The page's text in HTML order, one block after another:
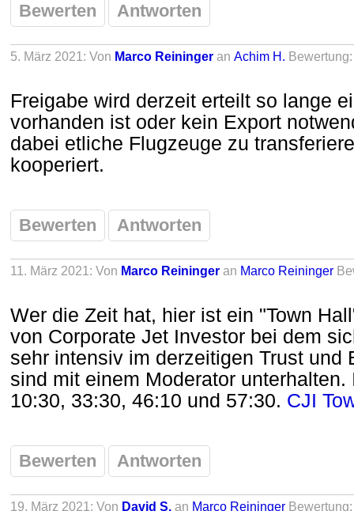
Bewerten Antworten
5. März 2021: Von Marco Reininger an Achim H.
Freigabe wird derzeit erteilt so lange
vorhanden ist oder kein Export
dabei etliche Flugzeuge zu
kooperiert.
Bewerten Antworten
11. März 2021: Von Marco Reininger an Marco Reininger
Wer die Zeit hat, hier ist ein "Town
von Corporate Jet Investor bei dem
sehr intensiv im derzeitigen Trust und
sind mit einem Moderator
10:30, 33:30, 46:10 und 57:30. CJI
Bewerten Antworten
19. März 2021: Von David S. an Marco Reininger